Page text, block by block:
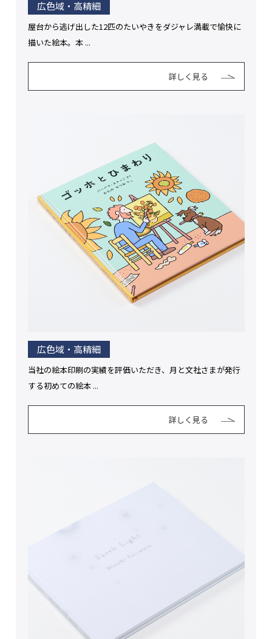
広色域・高精細
屋台から逃げ出した12匹のたいやきをダジャレ満載で愉快に
描いた絵本。本 ...
詳しく見る
広色域・高精細
当社の絵本印刷の実績を評価いただき、月と文社さまが発行
する初めての絵本 ...
詳しく見る